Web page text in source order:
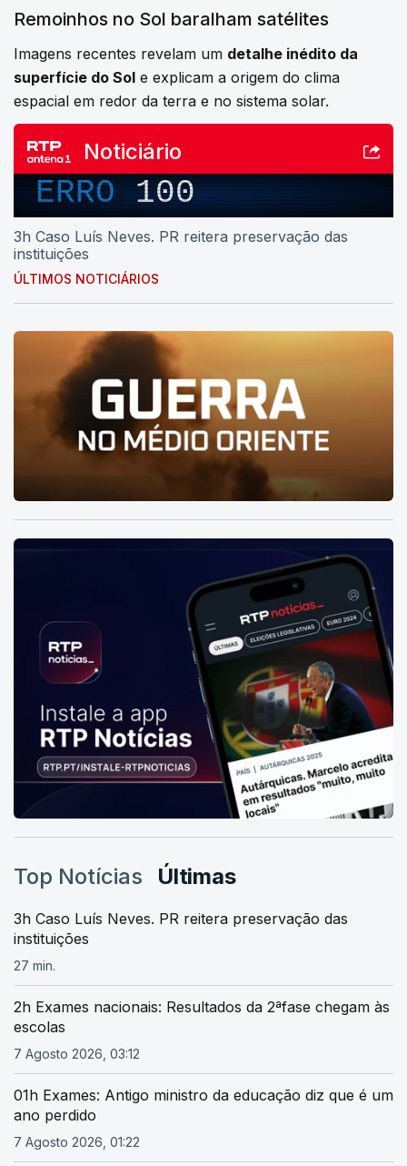
Remoinhos no Sol baralham satélites
Imagens recentes revelam um detalhe inédito da
superfície do Sol e explicam a origem do clima
espacial em redor da terra e no sistema solar.
Noticiário
ERRO100
3h Caso Luís Neves. PR reitera preservação das
instituições
ÚLTIMOS NOTICIÁRIOS
Top Notícias Últimas
3h Caso Luís Neves. PR reitera preservação das
instituições
27 min.
2h Exames nacionais: Resultados da 2ªfase chegam às
escolas
7 Agosto 2026, 03:12
01h Exames: Antigo ministro da educação diz que é um
ano perdido
7 Agosto 2026, 01:22